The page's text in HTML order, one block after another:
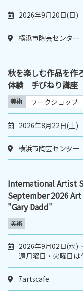
2026年9月20日(日)
横浜市陶芸センター
秋を楽しむ作品を作
体験 手びねり講座
美術 ワークショップ
2026年8月22日(土)
横浜市陶芸センター
International Artist
September 2026
"Gary Dadd"
美術
2026年9月02日(水)
週月曜日・火曜日は
7artscafe